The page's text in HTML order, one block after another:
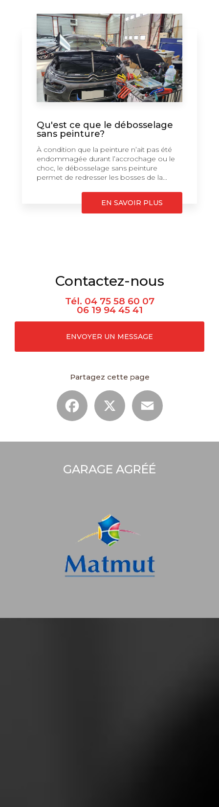
Qu'est ce que le débosselage
sans peinture?
À condition que la peinture n’ait pas été
endommagée durant l’accrochage ou le
choc, le débosselage sans peinture
permet de redresser les bosses de la...
EN SAVOIR PLUS
Contactez-nous
Tél. 04 75 58 60 07
06 19 94 45 41
ENVOYER UN MESSAGE
Partagez cette page
Facebook
GARAGE AGRÉÉ